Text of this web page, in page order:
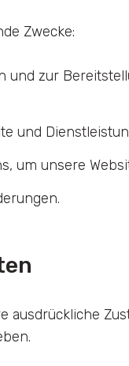
Zwecke:
und zur
und
um unsere
ausdrückliche